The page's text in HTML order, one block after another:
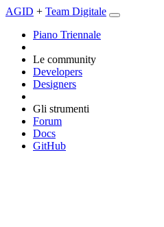
AGID + Team Digitale
Piano Triennale
Le community
Developers
Designers
Gli strumenti
Forum
Docs
GitHub